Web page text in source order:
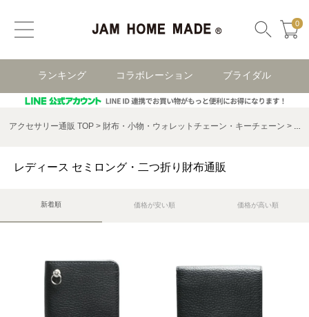
0
ランキング コラボレーション ブライダル
アクセサリー通販 TOP 財布・小物・ウォレットチェーン・キーチェーン レ
レディース セミロング・二つ折り財布通販
価格が安い順 価格が高い順
新着順